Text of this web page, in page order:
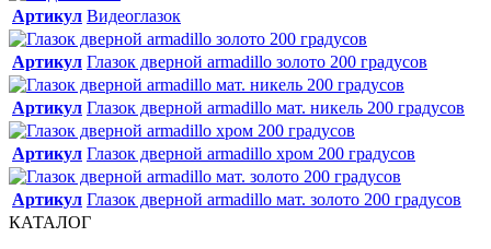
Артикул Видеоглазок
Артикул Глазок дверной armadillo золото 200 градусов
Артикул Глазок дверной armadillo мат. никель 200 градусов
Артикул Глазок дверной armadillo хром 200 градусов
Артикул Глазок дверной armadillo мат. золото 200 градусов
КАТАЛОГ